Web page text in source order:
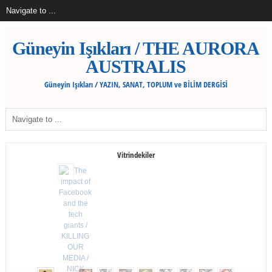
Güneyin Işıkları / THE AURORA
AUSTRALIS
Güneyin Işıkları / YAZIN, SANAT, TOPLUM ve BİLİM DERGİSİ
Vitrindekiler